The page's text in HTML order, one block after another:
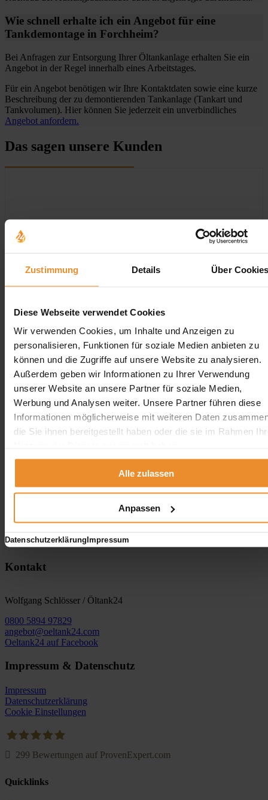
Zustimmung Details Über
Diese Webseite verwendet Cookies
Wir verwenden Cookies, um Inhalte und Anzeigen zu
personalisieren, Funktionen für soziale Medien anbieten zu
können und die Zugriffe auf unsere Website zu analysieren.
Außerdem geben wir Informationen zu Ihrer Verwendung
unserer Website an unsere Partner für soziale Medien,
Werbung und Analysen weiter. Unsere Partner führen diese
Informationen möglicherweise mit weiteren Daten
die Sie ihnen bereitgestellt haben oder die sie im Rahmen
Alle zulassen
Anpassen
DatenschutzerklärungImpressum
Wie schnell erhalte ich ein Angebot für eine
Tankdemontage in Forchheim?
Bei Anfragen zur Entsorgung Ihrer Öltankanlage erhalten Sie ein
Angebot in der Regel innerhalb eines Arbeitstages.
Für ein Angebot benötigen wir Ihre Kontaktdaten sowie eine kurze
Beschreibung der zu demontierenden Tankanlage (Tankart und
Tankvolumen). Hier können Sie jederzeit ein unverbindliches
Angebot anfordern.
Das sagen unsere Kunden
Aufgrund Ihrer Datenschutzeinstellungen können wir Ihnen
unsere Bewertungen hier leider nicht anzeigen.
Jetzt individuelle Anfrage senden. Klicken Sie
hier!
Wir freuen uns auf Ihre Anfrage und senden Ihnen
gerne ein unverbindliches Angebot!
Klicken Sie hier um Ihre Einstellungen zu bearbeiten.
Kontakt
Wolfgang Schlösser / Öltank24
0800 5894 97829
angebot@oeltank24.com
Oeltank24 auf Facebook
Impressum & Datenschutz
Impressum
Datenschutzerklärung
Cookie Einstellungen
299 Bewertungen auf ProvenExpert.com
Quicklinks